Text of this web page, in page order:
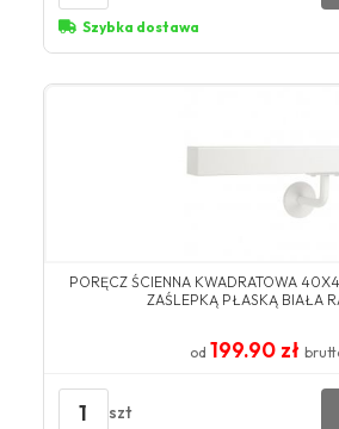
Szybka dostawa
PORĘCZ ŚCIENNA KWADRATOWA
ZAŚLEPKĄ PŁASKĄ BIAŁA
od 199.90 zł
1 szt